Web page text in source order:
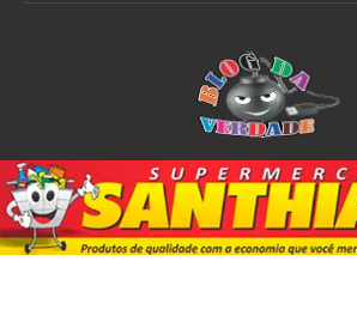
Sobre o Blog Notícias Plantão Policial
Esporte
@2020 - All Right Reserved. Designed and